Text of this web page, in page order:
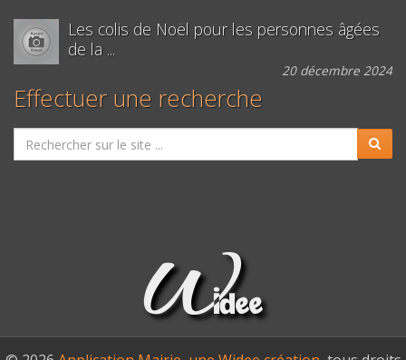
Les colis de Noël pour les personnes âgées
de la ...
20 décembre 2024
Effectuer une recherche